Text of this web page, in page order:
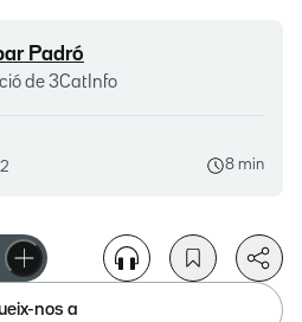
Padró
de 3CatInfo
8 min
nos a